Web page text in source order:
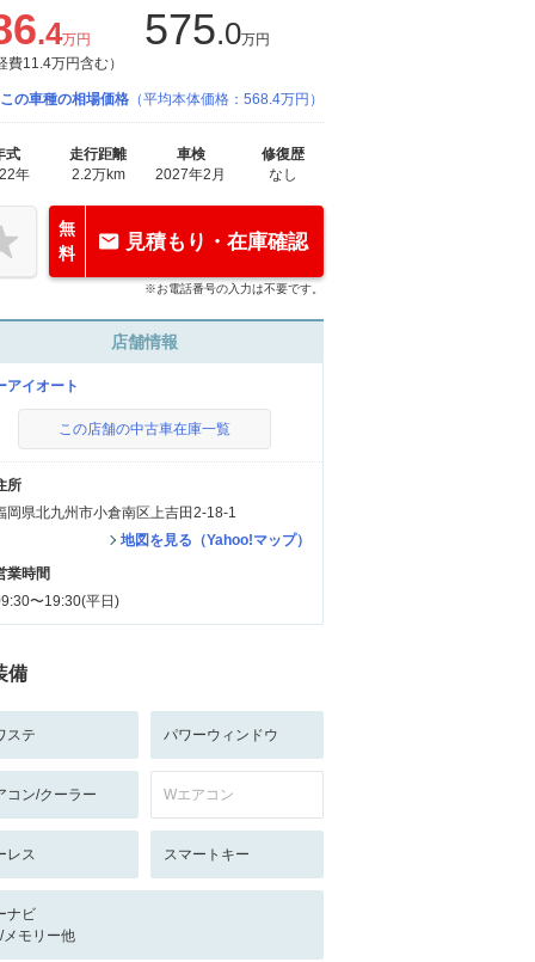
.4万円
費11.4万円含む）
575.0万円
この車種の相場価格 （平均本体価格：568.4万円）
式
年
走行距離
2.2万km
車検
2027年2月
修復歴
なし
無
料
見積もり・在庫確認
※お電話番号の入力は不要です。
店舗情報
アイオート
この店舗の中古車在庫一覧
所
岡県北九州市小倉南区上吉田2-18-1
地図を見る（Yahoo!マップ）
業時間
〜19:30(平日)
備
ステ パワーウィンドウ
コン/クーラー Wエアコン
レス スマートキー
ナビ
メモリー他